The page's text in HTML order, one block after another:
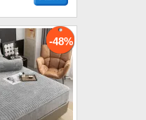
-48%